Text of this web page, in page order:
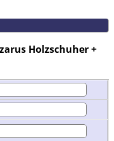
Holzschuher +